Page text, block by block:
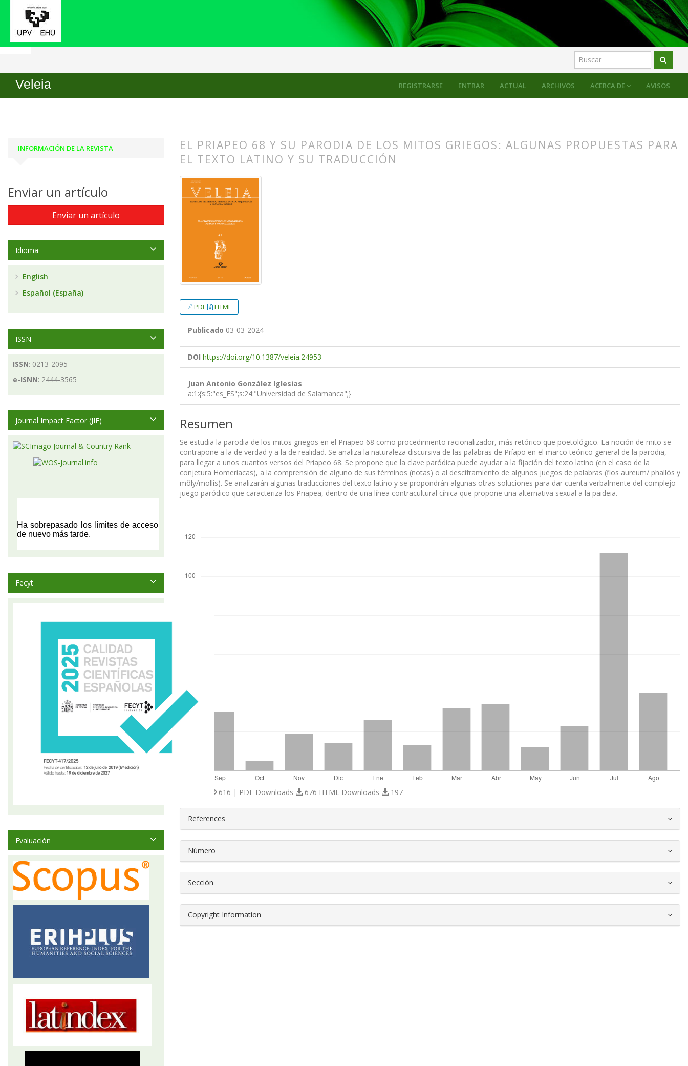
ACTUAL ARCHIVOS ACERCA DE AVISOS
REGISTRARSE ENTRAR
Veleia
Inicio Archivos Núm. 41 (2024): Transformaciones de los mitos griegos: parodia y racionalización Transformaciones de los mitos griegos
EL PRIAPEO 68 Y SU PARODIA DE LOS MITOS GRIEGOS: ALGUNAS PROPUESTAS PARA
EL TEXTO LATINO Y SU TRADUCCIÓN
##plugins.themes.bootstrap3.article.main##
##plugins.themes.bootstrap3.article.sidebar##
PDF HTML
Publicado 03-03-2024
DOI https://doi.org/10.1387/veleia.24953
Juan Antonio González Iglesias
a:1:{s:5:"es_ES";s:24:"Universidad de Salamanca";}
Resumen
Se estudia la parodia de los mitos griegos en el Priapeo 68 como procedimiento racionalizador, más retórico que poetológico. La noción de mito se
contrapone a la de verdad y a la de realidad. Se analiza la naturaleza discursiva de las palabras de Príapo en el marco teórico general de la parodia,
para llegar a unos cuantos versos del Priapeo 68. Se propone que la clave paródica puede ayudar a la fijación del texto latino (en el caso de la
conjetura Homeriacas), a la comprensión de alguno de sus términos (notas) o al desciframiento de algunos juegos de palabras (flos aureum/ phallós y
môly/mollis). Se analizarán algunas traducciones del texto latino y se propondrán algunas otras soluciones para dar cuenta verbalmente del complejo
juego paródico que caracteriza los Priapea, dentro de una línea contracultural cínica que propone una alternativa sexual a la paideia.
616 | PDF Downloads 676 HTML Downloads 197
##plugins.themes.bootstrap3.article.details##
References
Número
Sección
Copyright Information
INFORMACIÓN DE LA REVISTA
Enviar un artículo
Enviar un artículo
Idioma
English
Español (España)
ISSN
ISSN: 0213-2095
e-ISNN: 2444-3565
Journal Impact Factor (JIF)
Fecyt
Evaluación